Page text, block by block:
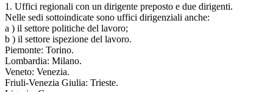
1. Uffici regionali con un dirigente preposto e due dirigenti.
Nelle sedi sottoindicate sono uffici dirigenziali anche:
a ) il settore politiche del lavoro;
b ) il settore ispezione del lavoro.
Piemonte: Torino.
Lombardia: Milano.
Veneto: Venezia.
Friuli-Venezia Giulia: Trieste.